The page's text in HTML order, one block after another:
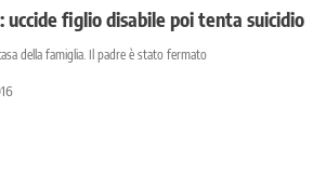
uccide figlio disabile poi tenta suicidio
della famiglia. Il padre è stato fermato